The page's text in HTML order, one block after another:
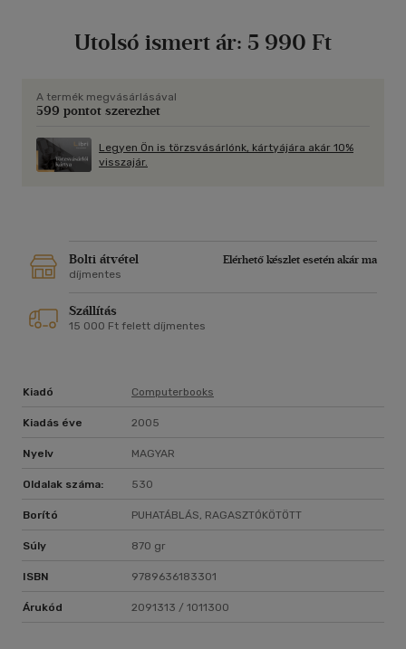
vezérlőit, leírja ezen vezérlők felépítését és tulajdonságait, és
(C# és VB.NET változatban) a szerző webhelyén
(www.hatvany-online.net/aspdonet) online kipróbálható és a
Utolsó ismert ár: 5 990 Ft
A termék megvásárlásával
599 pontot szerezhet
Legyen Ön is törzsvásárlónk, kártyájára akár 10%
visszajár.
Bolti átvétel
Elérhető készlet esetén akár ma
díjmentes
Szállítás
15 000 Ft felett díjmentes
Kiadó Computerbooks
Kiadás éve 2005
Nyelv MAGYAR
Oldalak száma: 530
Borító PUHATÁBLÁS, RAGASZTÓKÖTÖTT
Súly 870 gr
ISBN 9789636183301
Árukód 2091313 / 1011300